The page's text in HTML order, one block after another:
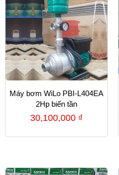
Máy bơm WiLo PBI-L404EA
2Hp biến tần
30,100,000 ₫